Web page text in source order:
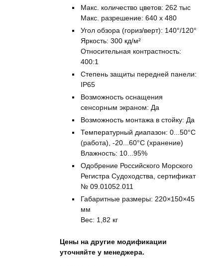
Макс. количество цветов: 262 тыс
Макс. разрешение: 640 x 480
Угол обзора (гориз/верт): 140°/120°
Яркость: 300 кд/м²
Относительная контрастность:
400:1
Степень защиты передней панели:
IP65
Возможность оснащения
сенсорным экраном: Да
Возможность монтажа в стойку: Да
Температурный диапазон: 0...50°C
(работа), -20...60°C (хранение)
Влажность: 10...95%
Одобрение Российского Морского
Регистра Судоходства, сертификат
№ 09.01052.011
Габаритные размеры: 220×150×45
мм
Вес: 1,82 кг
Цены на другие модификации
уточняйте у менеджера.